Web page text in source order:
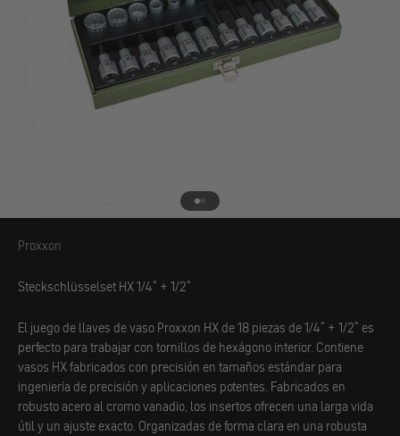
Ir al elemento 1
Ir al elemento 2
Proxxon
Proxxon
Steckschlüsselset HX 1/4" + 1/2"
El juego de llaves de vaso Proxxon HX de 18 piezas de 1/4" + 1/2" es
perfecto para trabajar con tornillos de hexágono interior. Contiene
vasos HX fabricados con precisión en tamaños estándar para
ingeniería de precisión y aplicaciones potentes. Fabricados en
robusto acero al cromo vanadio, los insertos ofrecen una larga vida
útil y un ajuste exacto. Organizadas de forma clara en una robusta